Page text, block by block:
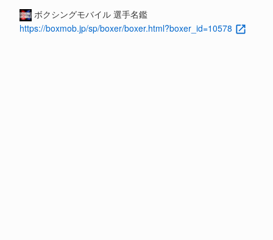
ボクシングモバイル 選手名鑑
https://boxmob.jp/sp/boxer/boxer.html?boxer_id=10578